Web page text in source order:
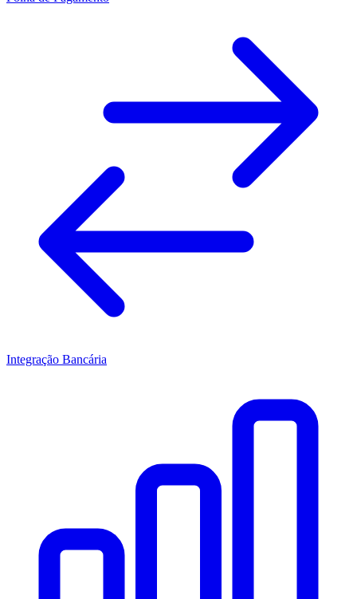
Integração Bancária